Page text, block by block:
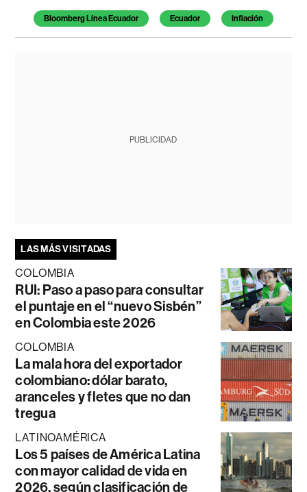
Temas de este artículo
Bloomberg Línea Ecuador Ecuador Inflación
PUBLICIDAD
LAS MÁS VISITADAS
COLOMBIA
RUI: Paso a paso para consultar
el puntaje en el “nuevo Sisbén”
en Colombia este 2026
COLOMBIA
La mala hora del exportador
colombiano: dólar barato,
aranceles y fletes que no dan
tregua
LATINOAMÉRICA
Los 5 países de América Latina
con mayor calidad de vida en
2026, según clasificación de